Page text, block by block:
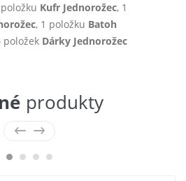
Kufr Jednorožec, 1
, 1 položku Batoh
položek Dárky Jednorožec
produkty